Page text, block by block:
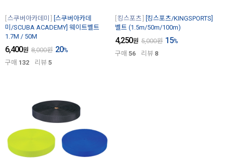
스쿠버아카데미
[스쿠버아카데
미/SCUBA ACADEMY] 웨이트벨트
1.7M / 50M
6,400원 8,000원 20%
구매 132 리뷰 5
킹스포츠
[킹스포츠/KINGSPORTS]
벨트 (1.5m/50m/100m)
4,250원 5,000원 15%
구매 56 리뷰 8